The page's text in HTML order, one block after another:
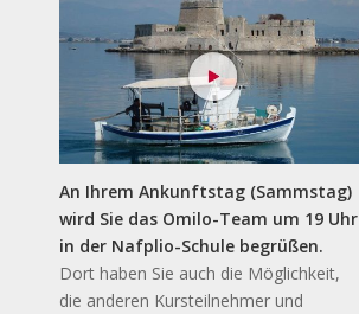
An Ihrem Ankunftstag (Sammstag)
wird Sie das Omilo-Team um 19 Uhr
in der Nafplio-Schule begrüßen.
Dort haben Sie auch die Möglichkeit,
die anderen Kursteilnehmer und